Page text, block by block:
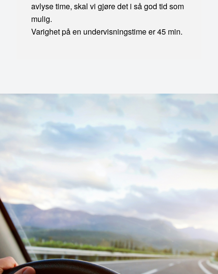
avlyse time, skal vi gjøre det i så god tid som
mulig.
Varighet på en undervisningstime er 45 min.